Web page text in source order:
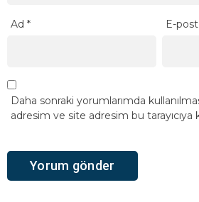
Ad * E-
Daha sonraki yorumlarımda
adresim ve site adresim bu tarayıcıya